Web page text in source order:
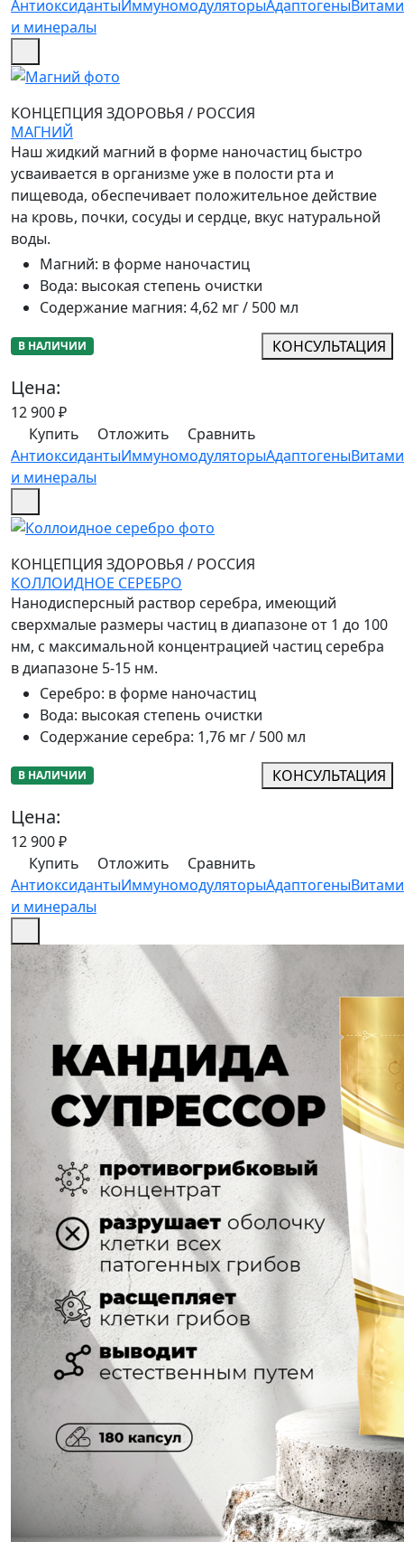
АнтиоксидантыИммуномодуляторыАдаптогены
и минералы
КОНЦЕПЦИЯ ЗДОРОВЬЯ / РОССИЯ
МАГНИЙ
Наш жидкий магний в форме наночастиц быстро
усваивается в организме уже в полости рта и
пищевода, обеспечивает положительное действие
на кровь, почки, сосуды и сердце, вкус натуральной
воды.
Магний: в форме наночастиц
Вода: высокая степень очистки
Содержание магния: 4,62 мг / 500 мл
В НАЛИЧИИ КОНСУЛЬТАЦИЯ
Цена:
12 900₽
Купить
Отложить
Сравнить
АнтиоксидантыИммуномодуляторыАдаптогены
и минералы
КОНЦЕПЦИЯ ЗДОРОВЬЯ / РОССИЯ
КОЛЛОИДНОЕ СЕРЕБРО
Нанодисперсный раствор серебра, имеющий
сверхмалые размеры частиц в диапазоне от 1 до 100
нм, с максимальной концентрацией частиц серебра
в диапазоне 5-15 нм.
Серебро: в форме наночастиц
Вода: высокая степень очистки
Содержание серебра: 1,76 мг / 500 мл
В НАЛИЧИИ КОНСУЛЬТАЦИЯ
Цена:
12 900₽
Купить
Отложить
Сравнить
АнтиоксидантыИммуномодуляторыАдаптогены
и минералы